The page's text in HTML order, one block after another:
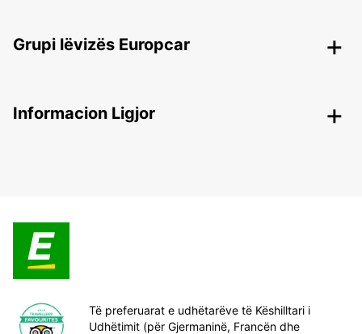
Grupi lëvizës Europcar
Informacion Ligjor
Të preferuarat e udhëtarëve të Këshilltari i
Udhëtimit (për Gjermaninë, Francën dhe